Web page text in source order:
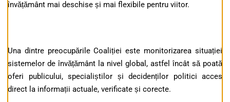
învățământ mai deschise și mai flexibile pentru viitor.
Una dintre preocupările Coaliției este monitorizarea situației
sistemelor de învățământ la nivel global, astfel încât să poată
oferi publicului, specialiștilor și decidenților politici acces
direct la informații actuale, verificate și corecte.